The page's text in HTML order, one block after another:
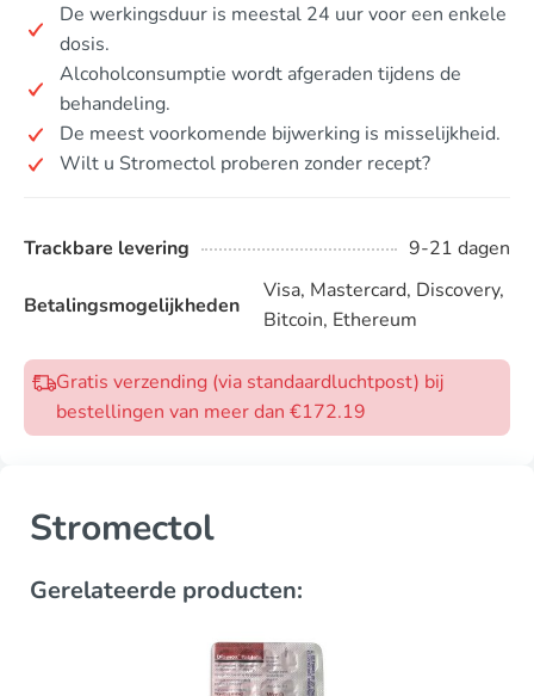
De werkingsduur is meestal 24 uur voor een enkele
dosis.
Alcoholconsumptie wordt afgeraden tijdens de
behandeling.
De meest voorkomende bijwerking is misselijkheid.
Wilt u Stromectol proberen zonder recept?
Trackbare levering 9-21 dagen
Betalingsmogelijkheden
Visa, Mastercard, Discovery,
Bitcoin, Ethereum
Gratis verzending (via standaardluchtpost) bij
bestellingen van meer dan €172.19
Stromectol
Gerelateerde producten: